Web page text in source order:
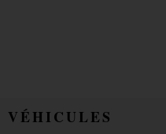
VÉHICULES